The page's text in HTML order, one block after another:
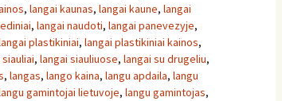
, langai kaunas, langai kaune, langai
, langai naudoti, langai panevezyje,
plastikiniai, langai plastikiniai kainos,
, langai siauliuose, langai su drugeliu,
, langas, lango kaina, langu apdaila, langu
gamintojai lietuvoje, langu gamintojas,